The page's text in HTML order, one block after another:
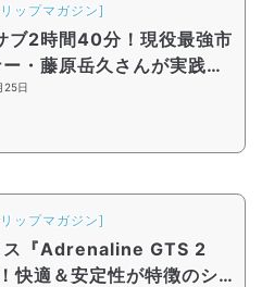
ップマガジン]
ブ2時間40分！現役最強市
・藤原岳久さんが実践す
ングとは？
25日
ップマガジン]
ス『Adrenaline GTS 2
快適＆安定性が特徴のシ